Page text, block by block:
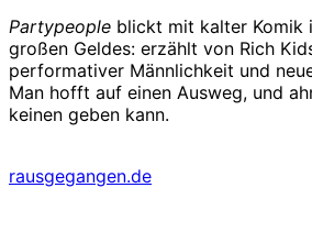
Partypeople blickt mit kalter Komik
großen Geldes: erzählt von Rich
performativer Männlichkeit und
Man hofft auf einen Ausweg, und
keinen geben kann.
rausgegangen.de